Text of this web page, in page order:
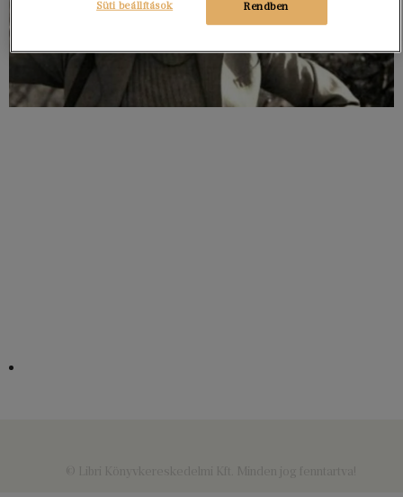
Rendben
Süti beállítások